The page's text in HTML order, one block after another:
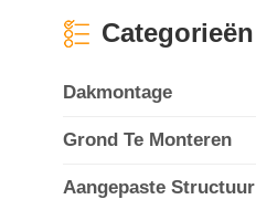
Categorieën
Dakmontage
Grond Te Monteren
Aangepaste Structuur